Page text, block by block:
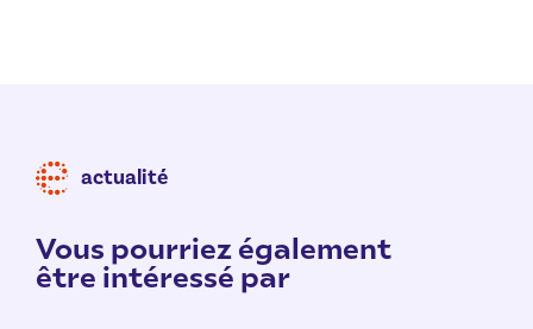
actualité
Vous pourriez également
être intéressé par